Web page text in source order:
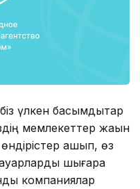
үлкен басымдықтар
мемлекеттер жақын
ашып, өз
шығара
компаниялар